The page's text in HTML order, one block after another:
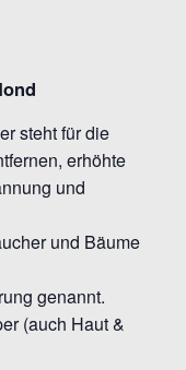
steht für die
erhöhte
und
und Bäume
genannt.
(auch Haut &